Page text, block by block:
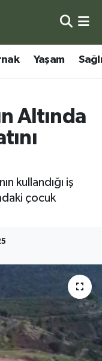
Yaşam
Altında
kullandığı iş
çocuk